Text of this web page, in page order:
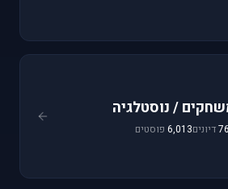
/ נוסטלגיה
דיונים6,013 פוסטים